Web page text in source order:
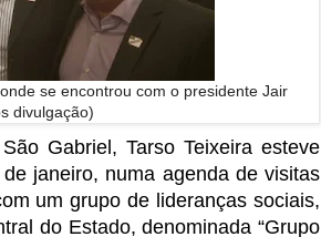
se encontrou com o presidente Jair
divulgação)
Gabriel, Tarso Teixeira esteve
janeiro, numa agenda de visitas
um grupo de lideranças sociais,
do Estado, denominada “Grupo